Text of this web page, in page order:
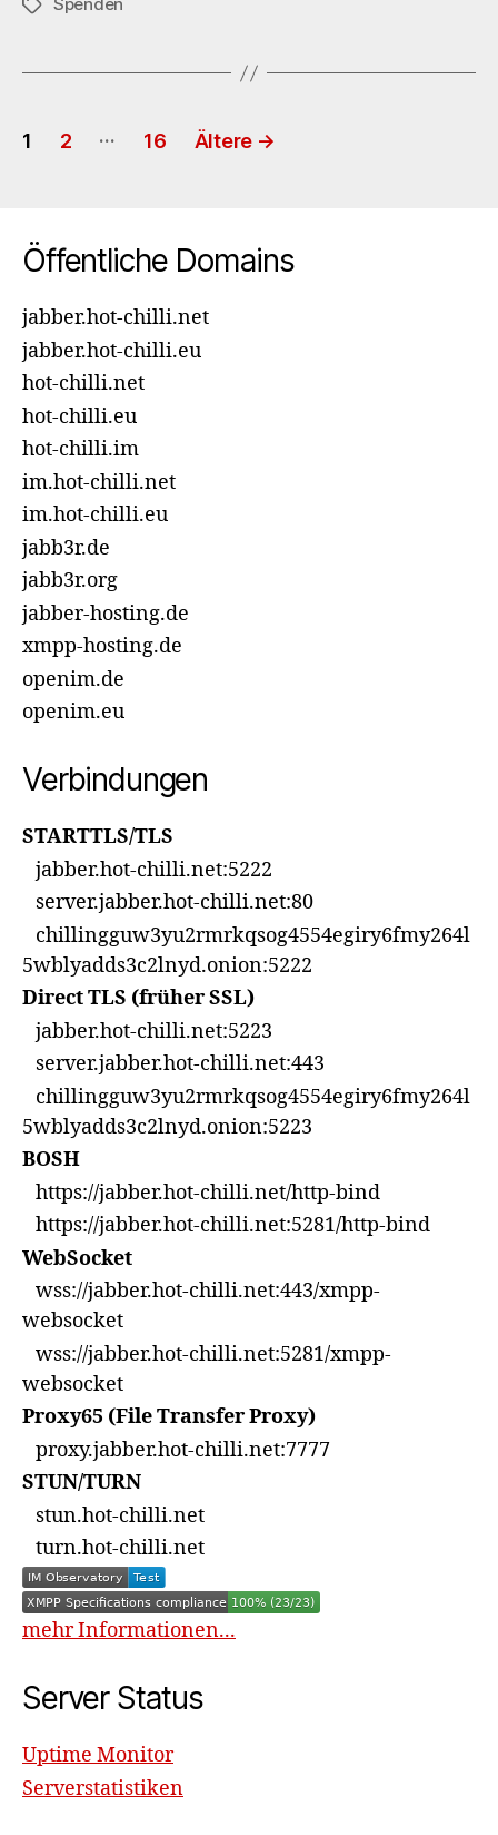
Schlagwörter
Seitennummerierung
1 2 … 16 Ältere →
Öffentliche Domains
jabber.hot-chilli.net
jabber.hot-chilli.eu
hot-chilli.net
hot-chilli.eu
hot-chilli.im
im.hot-chilli.net
im.hot-chilli.eu
jabb3r.de
jabb3r.org
jabber-hosting.de
xmpp-hosting.de
openim.de
openim.eu
Verbindungen
STARTTLS/TLS
jabber.hot-chilli.net:5222
server.jabber.hot-chilli.net:80
chillingguw3yu2rmrkqsog4554egiry6fmy264l
5wblyadds3c2lnyd.onion:5222
Direct TLS (früher SSL)
jabber.hot-chilli.net:5223
server.jabber.hot-chilli.net:443
chillingguw3yu2rmrkqsog4554egiry6fmy264l
5wblyadds3c2lnyd.onion:5223
BOSH
https://jabber.hot-chilli.net/http-bind
https://jabber.hot-chilli.net:5281/http-bind
WebSocket
wss://jabber.hot-chilli.net:443/xmpp-
websocket
wss://jabber.hot-chilli.net:5281/xmpp-
websocket
Proxy65 (File Transfer Proxy)
proxy.jabber.hot-chilli.net:7777
STUN/TURN
stun.hot-chilli.net
turn.hot-chilli.net
mehr Informationen...
Server Status
Uptime Monitor
Serverstatistiken